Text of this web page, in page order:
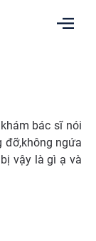
bác sĩ nói
đỡ,không ngứa
vậy là gì ạ và